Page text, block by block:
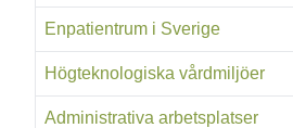
Enpatientrum i Sverige
Högteknologiska vårdmiljöer
Administrativa arbetsplatser